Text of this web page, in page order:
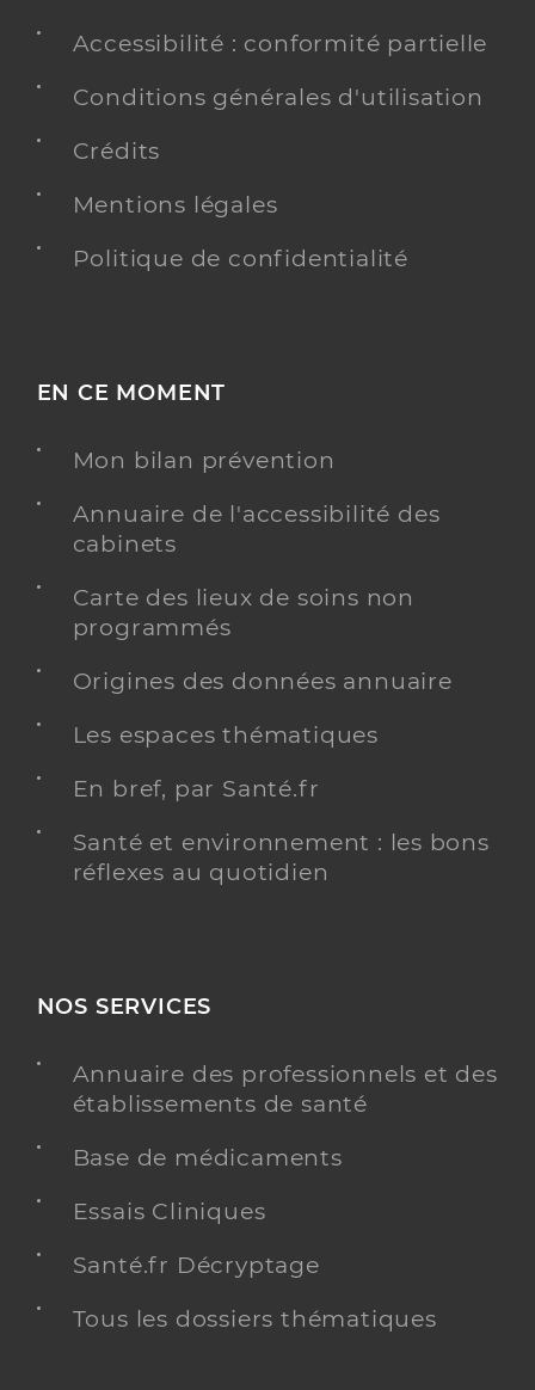
Accessibilité : conformité partielle
Conditions générales d'utilisation
Crédits
Mentions légales
Politique de confidentialité
EN CE MOMENT
Mon bilan prévention
Annuaire de l'accessibilité des
cabinets
Carte des lieux de soins non
programmés
Origines des données annuaire
Les espaces thématiques
En bref, par Santé.fr
Santé et environnement : les bons
réflexes au quotidien
NOS SERVICES
Annuaire des professionnels et des
établissements de santé
Base de médicaments
Essais Cliniques
Santé.fr Décryptage
Tous les dossiers thématiques